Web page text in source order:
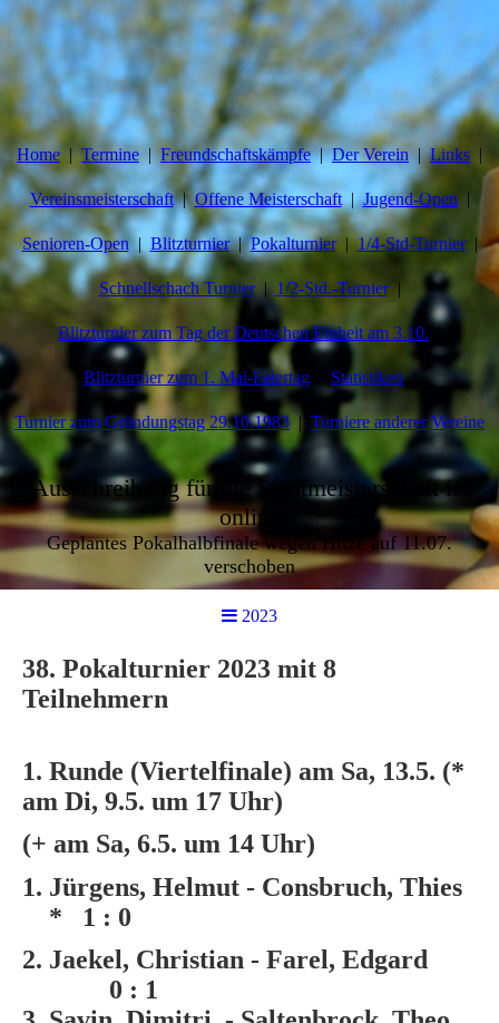
Home Termine Freundschaftskämpfe Der Verein Links
Vereinsmeisterschaft Offene Meisterschaft Jugend-Open
Senioren-Open Blitzturnier Pokalturnier 1/4-Std-Turnier
Schnellschach Turnier 1/2-Std.-Turnier
Blitzturnier zum Tag der Deutschen Einheit am 3.10.
Blitzturnier zum 1. Mai-Feiertag Statistiken
Turnier zum Gründungstag 29.10.1983 Turniere anderer Vereine
Ausschreibung für die Stadtmeisterschaft ist
online
Geplantes Pokalhalbfinale wegen Hitze auf 11.07.
verschoben
2023
38. Pokalturnier 2023 mit 8
Teilnehmern
1. Runde (Viertelfinale) am Sa, 13.5. (*
am Di, 9.5. um 17 Uhr)
(+ am Sa, 6.5. um 14 Uhr)
1. Jürgens, Helmut - Consbruch, Thies
* 1 : 0
2. Jaekel, Christian - Farel, Edgard
0 : 1